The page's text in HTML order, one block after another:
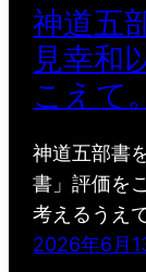
神道五
見幸和
こえて。
神道五部書
書」評価を
考えるうえ
2026年6月